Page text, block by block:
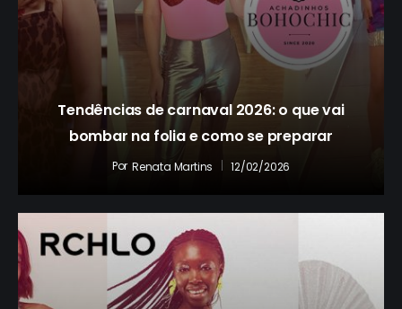
Tendências de carnaval 2026: o que vai
bombar na folia e como se preparar
Por Renata Martins 12/02/2026